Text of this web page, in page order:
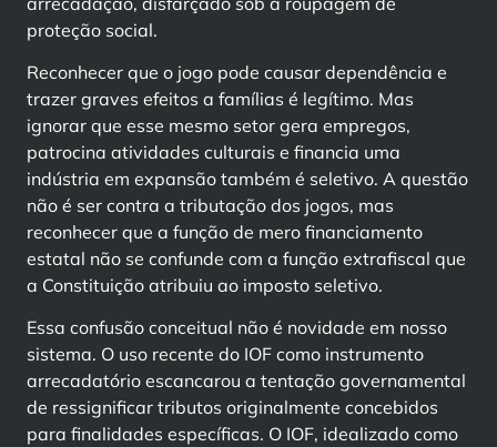
proteção social.
Reconhecer que o jogo pode causar dependência e
trazer graves efeitos a famílias é legítimo. Mas
ignorar que esse mesmo setor gera empregos,
patrocina atividades culturais e financia uma
indústria em expansão também é seletivo. A questão
não é ser contra a tributação dos jogos, mas
reconhecer que a função de mero financiamento
estatal não se confunde com a função extrafiscal que
a Constituição atribuiu ao imposto seletivo.
Essa confusão conceitual não é novidade em nosso
sistema. O uso recente do IOF como instrumento
arrecadatório escancarou a tentação governamental
de ressignificar tributos originalmente concebidos
para finalidades específicas. O IOF, idealizado como